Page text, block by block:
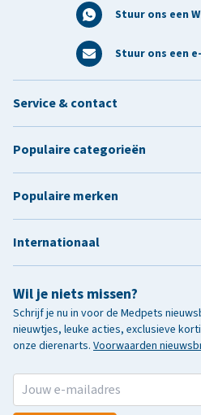
Stuur ons een
Stuur ons een
Wil je niets missen?
Schrijf je nu in voor de Medpets
nieuwtjes, leuke acties, exclusieve
onze dierenarts. Voorwaarden
Service & contact
Populaire categorieën
Populaire merken
Internationaal